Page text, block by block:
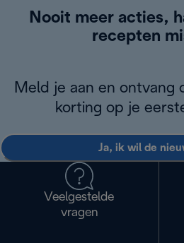
Nooit meer acties,
recepten
Meld je aan en ontvang
korting op je
Ja, ik wil de
Veelgestelde
vragen